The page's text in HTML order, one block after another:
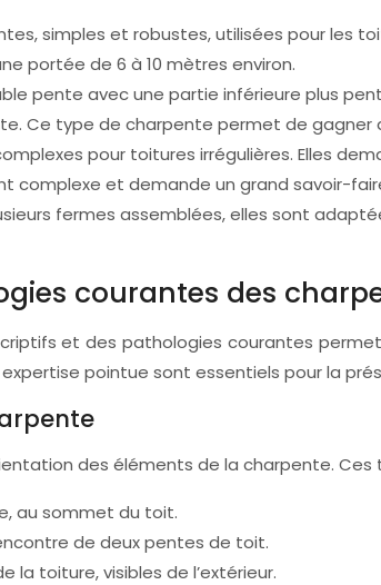
simples et robustes, utilisées pour les
portée de 6 à 10 mètres environ.
pente avec une partie inférieure plus
Ce type de charpente permet de gagner
pour toitures irrégulières. Elles
complexe et demande un grand savoir-
fermes assemblées, elles sont
courantes des
et des pathologies courantes
pointue sont essentiels pour la
des éléments de la charpente.
au sommet du toit.
de deux pentes de toit.
la toiture, visibles de l’extérieur.